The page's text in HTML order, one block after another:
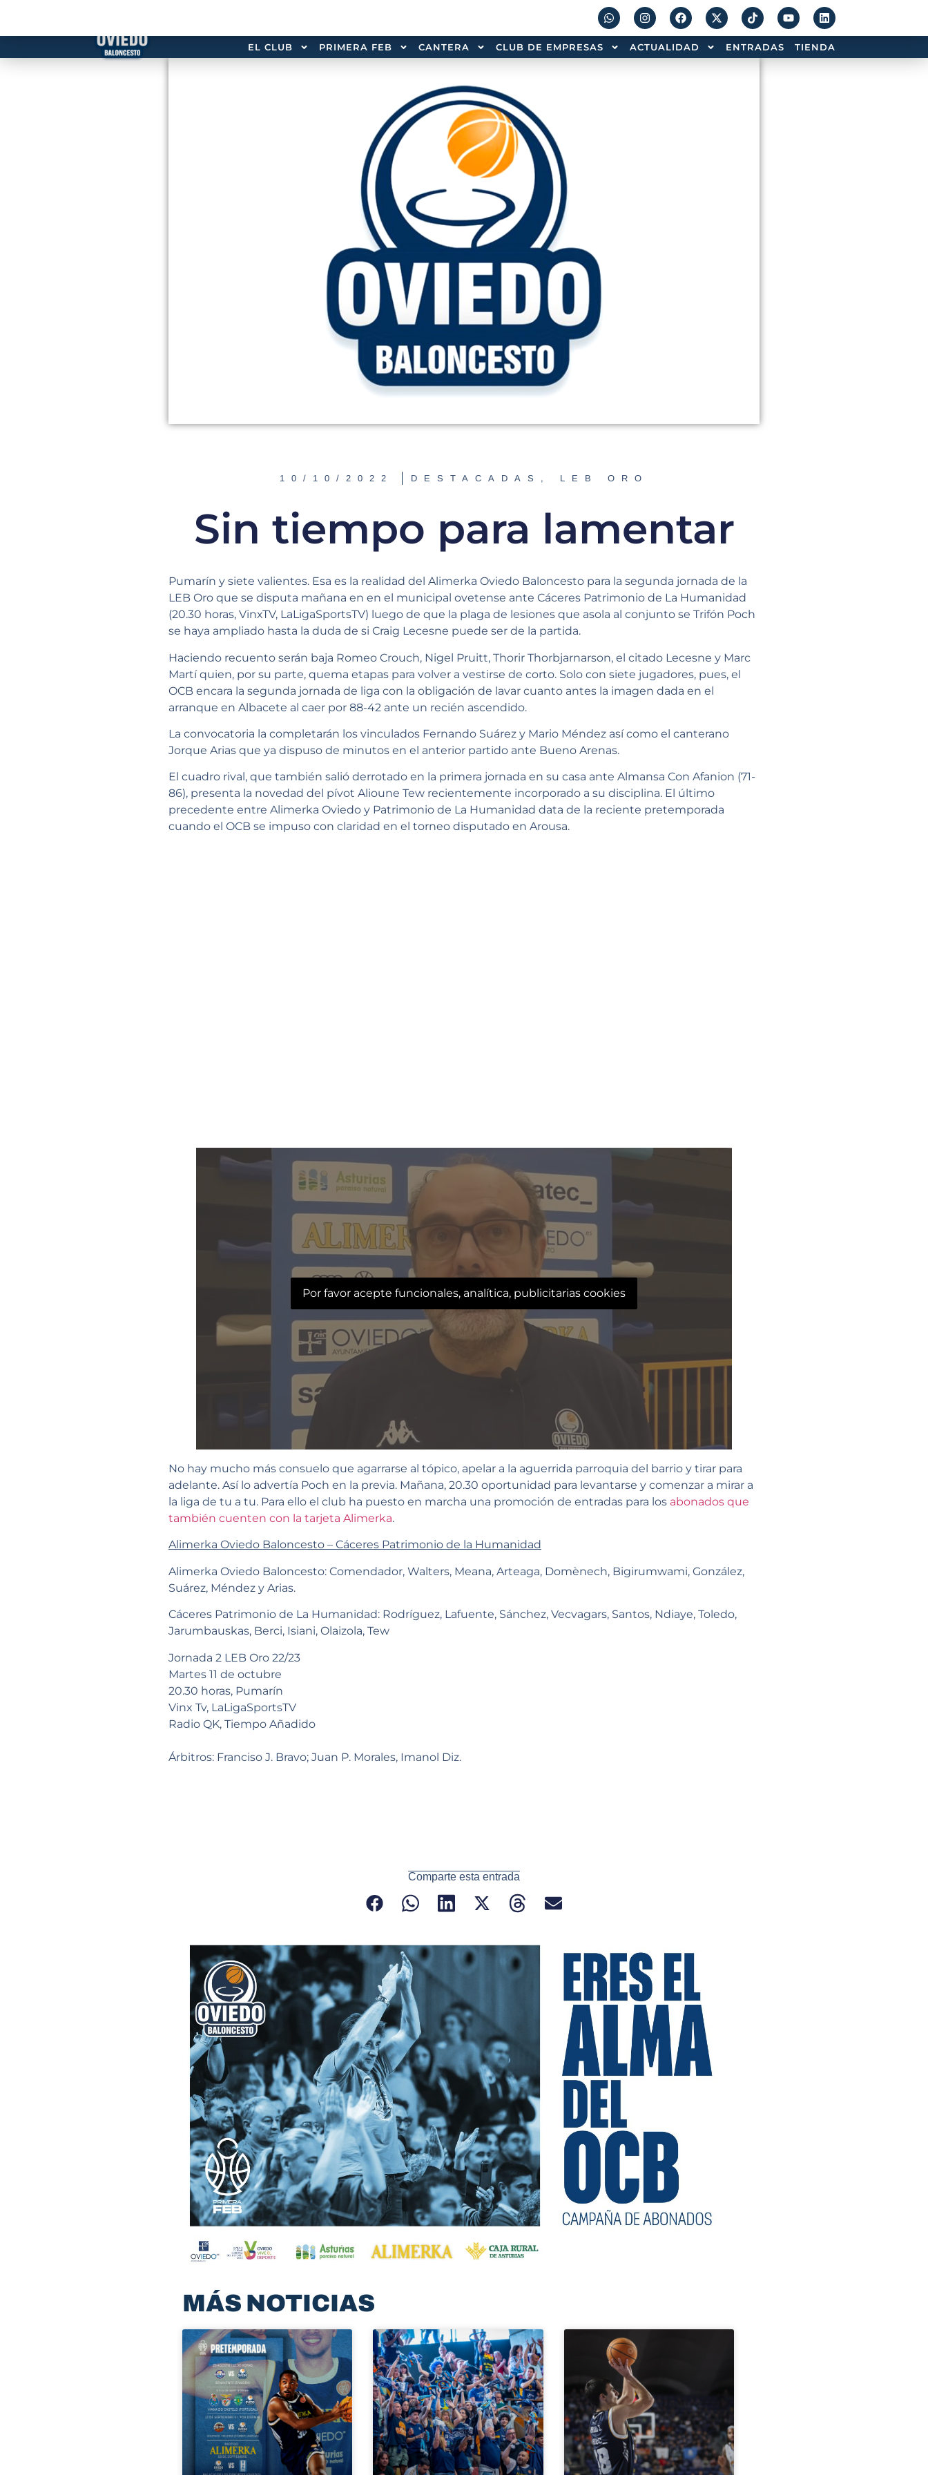
EL CLUB PRIMERA FEB CANTERA CLUB DE EMPRESAS ACTUALIDAD ENTRADAS TIENDA
10/10/2022 DESTACADAS , LEB ORO
Sin tiempo para lamentar
Pumarín y siete valientes. Esa es la realidad del Alimerka Oviedo Baloncesto para la segunda jornada de la
LEB Oro que se disputa mañana en en el municipal ovetense ante Cáceres Patrimonio de La Humanidad
(20.30 horas, VinxTV, LaLigaSportsTV) luego de que la plaga de lesiones que asola al conjunto se Trifón Poch
se haya ampliado hasta la duda de si Craig Lecesne puede ser de la partida.
Haciendo recuento serán baja Romeo Crouch, Nigel Pruitt, Thorir Thorbjarnarson, el citado Lecesne y Marc
Martí quien, por su parte, quema etapas para volver a vestirse de corto. Solo con siete jugadores, pues, el
OCB encara la segunda jornada de liga con la obligación de lavar cuanto antes la imagen dada en el
arranque en Albacete al caer por 88-42 ante un recién ascendido.
La convocatoria la completarán los vinculados Fernando Suárez y Mario Méndez así como el canterano
Jorque Arias que ya dispuso de minutos en el anterior partido ante Bueno Arenas.
El cuadro rival, que también salió derrotado en la primera jornada en su casa ante Almansa Con Afanion (71-
86), presenta la novedad del pívot Alioune Tew recientemente incorporado a su disciplina. El último
precedente entre Alimerka Oviedo y Patrimonio de La Humanidad data de la reciente pretemporada
cuando el OCB se impuso con claridad en el torneo disputado en Arousa.
Por favor acepte funcionales, analítica, publicitarias cookies
No hay mucho más consuelo que agarrarse al tópico, apelar a la aguerrida parroquia del barrio y tirar para
adelante. Así lo advertía Poch en la previa. Mañana, 20.30 oportunidad para levantarse y comenzar a mirar a
la liga de tu a tu. Para ello el club ha puesto en marcha una promoción de entradas para los abonados que
también cuenten con la tarjeta Alimerka.
Alimerka Oviedo Baloncesto – Cáceres Patrimonio de la Humanidad
Alimerka Oviedo Baloncesto: Comendador, Walters, Meana, Arteaga, Domènech, Bigirumwami, González,
Suárez, Méndez y Arias.
Cáceres Patrimonio de La Humanidad: Rodríguez, Lafuente, Sánchez, Vecvagars, Santos, Ndiaye, Toledo,
Jarumbauskas, Berci, Isiani, Olaizola, Tew
Jornada 2 LEB Oro 22/23
Martes 11 de octubre
20.30 horas, Pumarín
Vinx Tv, LaLigaSportsTV
Radio QK, Tiempo Añadido
Árbitros: Franciso J. Bravo; Juan P. Morales, Imanol Diz.
Comparte esta entrada
MÁS NOTICIAS